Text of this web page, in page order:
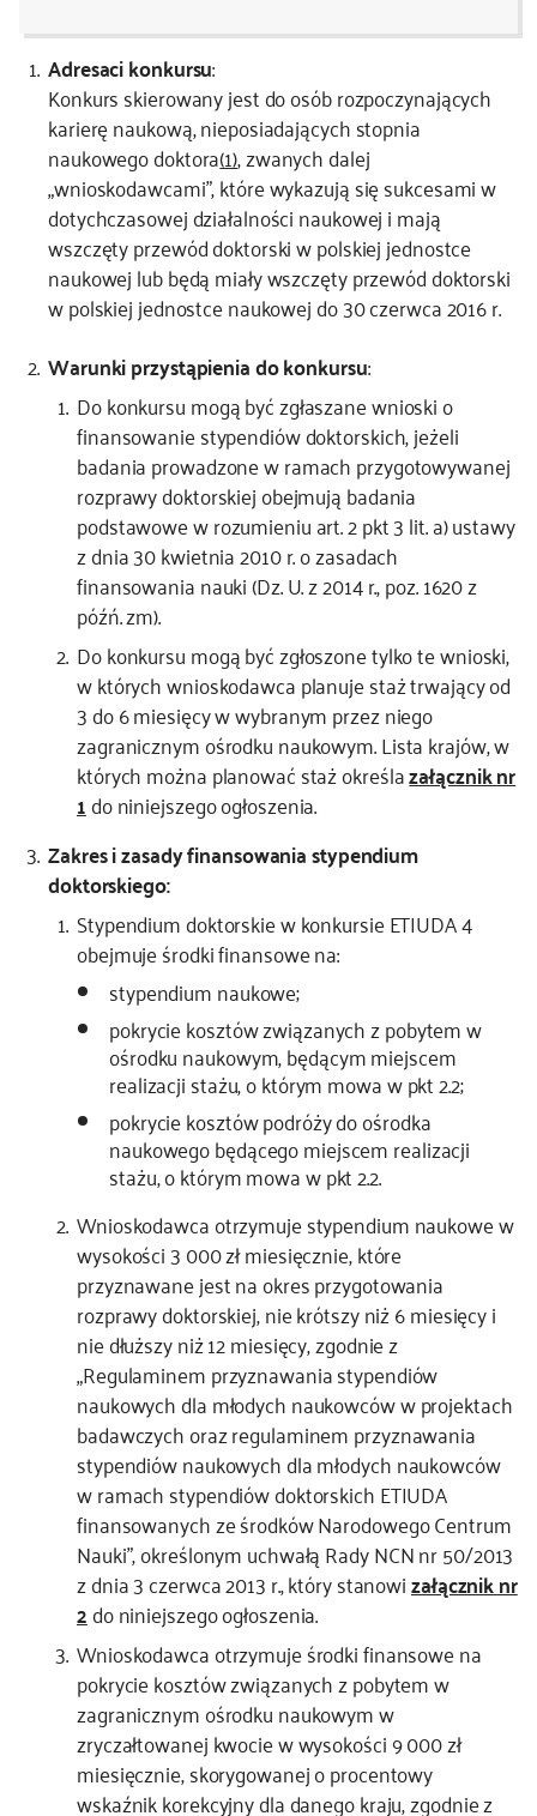
Adresaci konkursu:
Konkurs skierowany jest do osób rozpoczynających
karierę naukową, nieposiadających stopnia
naukowego doktora(1), zwanych dalej
„wnioskodawcami”, które wykazują się sukcesami w
dotychczasowej działalności naukowej i mają
wszczęty przewód doktorski w polskiej jednostce
naukowej lub będą miały wszczęty przewód doktorski
w polskiej jednostce naukowej do 30 czerwca 2016 r.
Warunki przystąpienia do konkursu:
Do konkursu mogą być zgłaszane wnioski o
finansowanie stypendiów doktorskich, jeżeli
badania prowadzone w ramach przygotowywanej
rozprawy doktorskiej obejmują badania
podstawowe w rozumieniu art. 2 pkt 3 lit. a) ustawy
z dnia 30 kwietnia 2010 r. o zasadach
finansowania nauki (Dz. U. z 2014 r., poz. 1620 z
późń. zm).
Do konkursu mogą być zgłoszone tylko te wnioski,
w których wnioskodawca planuje staż trwający od
3 do 6 miesięcy w wybranym przez niego
zagranicznym ośrodku naukowym. Lista krajów, w
których można planować staż określazałącznik nr
1do niniejszego ogłoszenia.
Zakres i zasady finansowania stypendium
doktorskiego:
Stypendium doktorskie w konkursie ETIUDA 4
obejmuje środki finansowe na:
stypendium naukowe;
pokrycie kosztów związanych z pobytem w
ośrodku naukowym, będącym miejscem
realizacji stażu, o którym mowa w pkt 2.2;
pokrycie kosztów podróży do ośrodka
naukowego będącego miejscem realizacji
stażu, o którym mowa w pkt 2.2.
Wnioskodawca otrzymuje stypendium naukowe w
wysokości 3 000 zł miesięcznie, które
przyznawane jest na okres przygotowania
rozprawy doktorskiej, nie krótszy niż 6 miesięcy i
nie dłuższy niż 12 miesięcy, zgodnie z
„Regulaminem przyznawania stypendiów
naukowych dla młodych naukowców w projektach
badawczych oraz regulaminem przyznawania
stypendiów naukowych dla młodych naukowców
w ramach stypendiów doktorskich ETIUDA
finansowanych ze środków Narodowego Centrum
Nauki”, określonym uchwałą Rady NCN nr 50/2013
z dnia 3 czerwca 2013 r., który stanowizałącznik nr
2do niniejszego ogłoszenia.
Wnioskodawca otrzymuje środki finansowe na
pokrycie kosztów związanych z pobytem w
zagranicznym ośrodku naukowym w
zryczałtowanej kwocie w wysokości 9 000 zł
miesięcznie, skorygowanej o procentowy
wskaźnik korekcyjny dla danego kraju, zgodnie z